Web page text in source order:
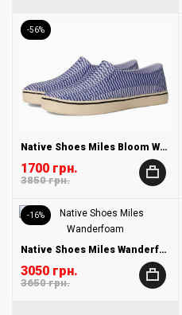
-56%
Native Shoes Miles Bloom Wanderfoam Print
1700 грн.
3850 грн. +
-16%
Native Shoes Miles Wanderfoam
3050 грн.
3650 грн. +